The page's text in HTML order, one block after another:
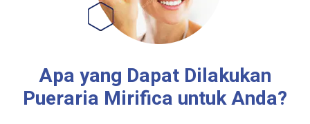
Apa yang Dapat Dilakukan
Pueraria Mirifica untuk Anda?